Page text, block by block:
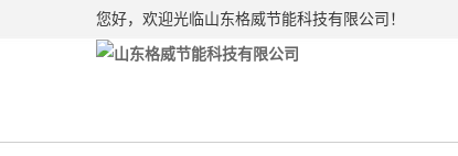
您好，欢迎光临山东格威节能科技有限公司！